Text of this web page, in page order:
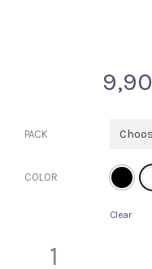
9,90
PACK
COLOR
Clear